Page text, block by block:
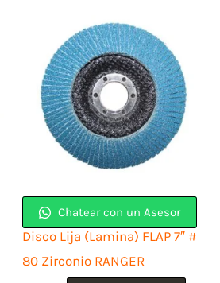
Chatear con un Asesor
Disco Lija (Lamina) FLAP 7″ #
80 Zirconio RANGER